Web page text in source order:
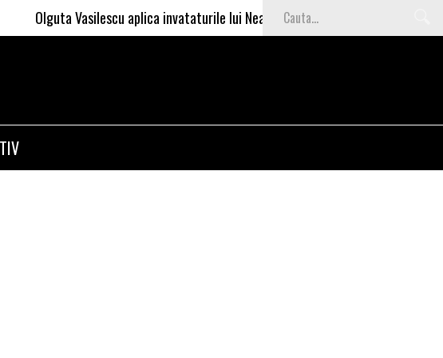
Vasilescu aplica invataturile lui Nea Marin: somajul mare e o garantie pentru